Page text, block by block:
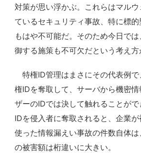
対策が思い浮かぶ。これらはマル
ているセキュリティ事故、特に標
もはや不可能だ。そのため今日で
御する施策も不可欠だという考え方
特権ID管理はまさにその代表例
権IDを奪取して、サーバから機密
ザーのIDでは決して触れることが
IDを侵入者に奪取されると、企業
使った情報漏えい事故の件数自体
の被害額は桁違いに大きい。